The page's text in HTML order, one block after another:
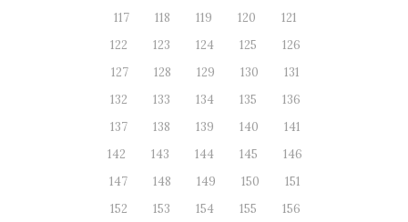
117
118 119 120
121
122
123 124 125
126
127
128 129 130
131
132
133 134 135
136
137
138 139 140
141
142
143 144 145
146
147
148 149 150
151
152
153 154 155
156